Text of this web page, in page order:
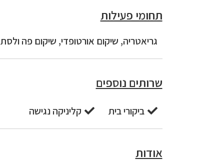
תחומי פעילות
גריאטריה, שיקום אורטופדי, שיקום פה ולסת
שרותים נוספים
ביקורי בית קליניקה נגישה
אודות